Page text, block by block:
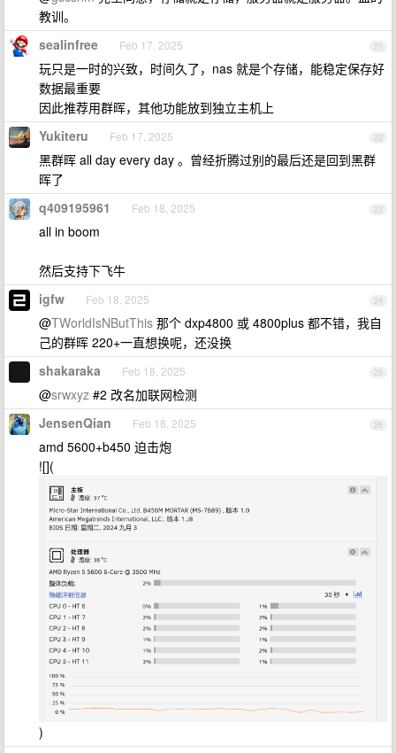
教训。
21
sealinfree Feb 17, 2025
玩只是一时的兴致，时间久了，nas 就是个存储，能稳定保存好
数据最重要
因此推荐用群晖，其他功能放到独立主机上
22
Yukiteru Feb 17, 2025
黑群晖 all day every day 。曾经折腾过别的最后还是回到黑群
晖了
23
q409195961 Feb 18, 2025
all in boom
然后支持下飞牛
24
igfw Feb 18, 2025
@TWorldIsNButThis 那个 dxp4800 或 4800plus 都不错，我自
己的群晖 220+一直想换呢，还没换
25
shakaraka Feb 18, 2025
@srwxyz #2 改名加联网检测
26
JensenQian Feb 18, 2025
amd 5600+b450 迫击炮
![](
)